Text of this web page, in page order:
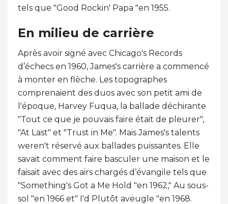
tels que "Good Rockin' Papa "en 1955.
En milieu de carrière
Après avoir signé avec Chicago's Records
d’échecs en 1960, James's carrière a commencé
à monter en flèche. Les topographes
comprenaient des duos avec son petit ami de
l'époque, Harvey Fuqua, la ballade déchirante
"Tout ce que je pouvais faire était de pleurer",
"At Last" et "Trust in Me". Mais James's talents
weren't réservé aux ballades puissantes. Elle
savait comment faire basculer une maison et le
faisait avec des airs chargés d’évangile tels que
"Something's Got a Me Hold "en 1962," Au sous-
sol "en 1966 et" I'd Plutôt aveugle "en 1968.